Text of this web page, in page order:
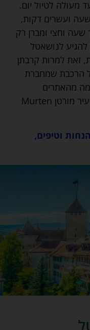
מעולה לטיול יום.
ועשרים דקות,
וחצי ומברן רק
לנושאטל
זאת למרות קרבתן
הרכבת שמחברת
מהאתרים
העיקריים שבקרבת האגם בינהם העיר מורטן Murten
וטיפים,